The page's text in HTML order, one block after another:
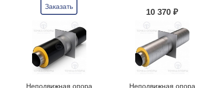
Заказать
10 370 ₽
Заказать
Неподвижная опора Неподвижная опора